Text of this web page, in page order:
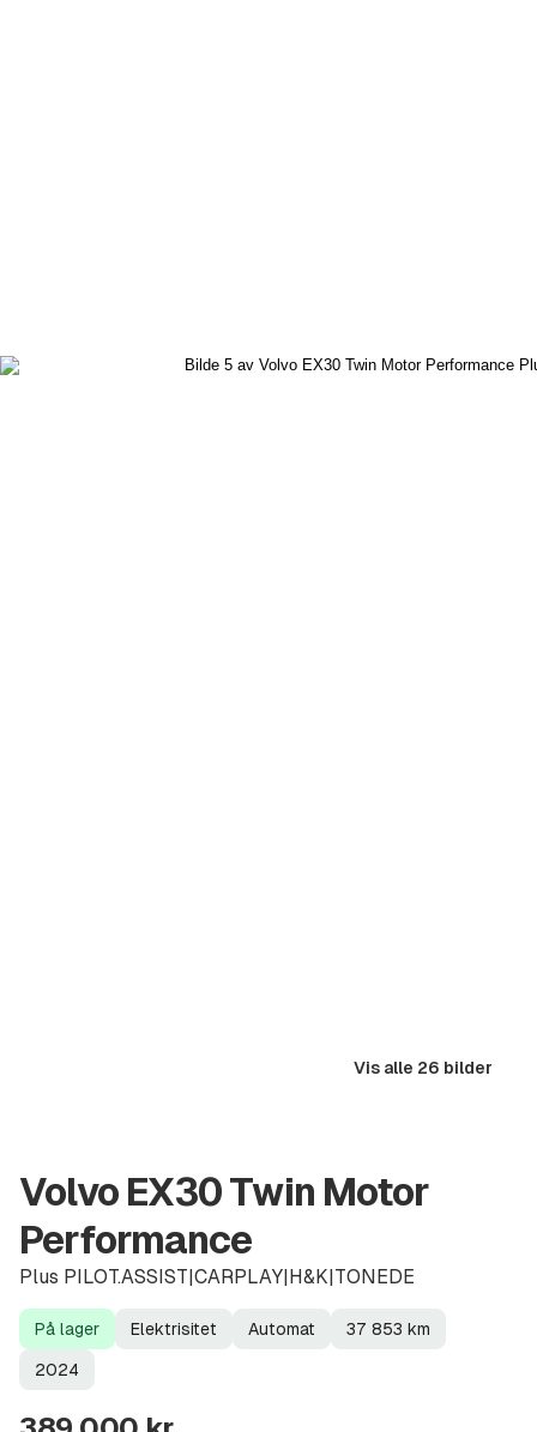
Vis alle 26 bilder
Volvo EX30 Twin Motor
Performance
Plus PILOT.ASSIST|CARPLAY|H&K|TONEDE
Lagerstatus
På lager
Drivstoff
Elektrisitet
Girkasse
Automat
Kilometerstand
37 853 km
Modellår
2024